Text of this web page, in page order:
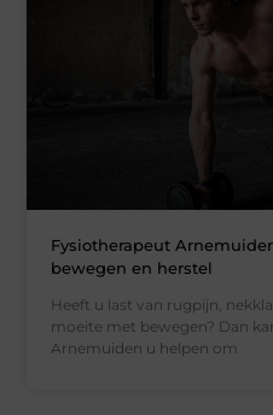
Fysiotherapeut
bewegen en herstel
Heeft u last van rugpijn,
moeite met bewegen? Dan
Arnemuiden u helpen om